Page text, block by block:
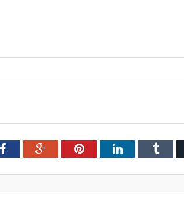
FacebookGoogle+PinterestLinkedIn